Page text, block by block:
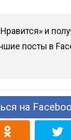
и
посты в
на